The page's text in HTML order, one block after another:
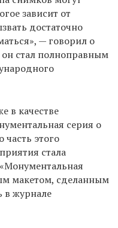
зависит от
достаточно
— говорил о
стал полноправным
в качестве
серия о
часть этого
стала
макетом, сделанным
в журнале